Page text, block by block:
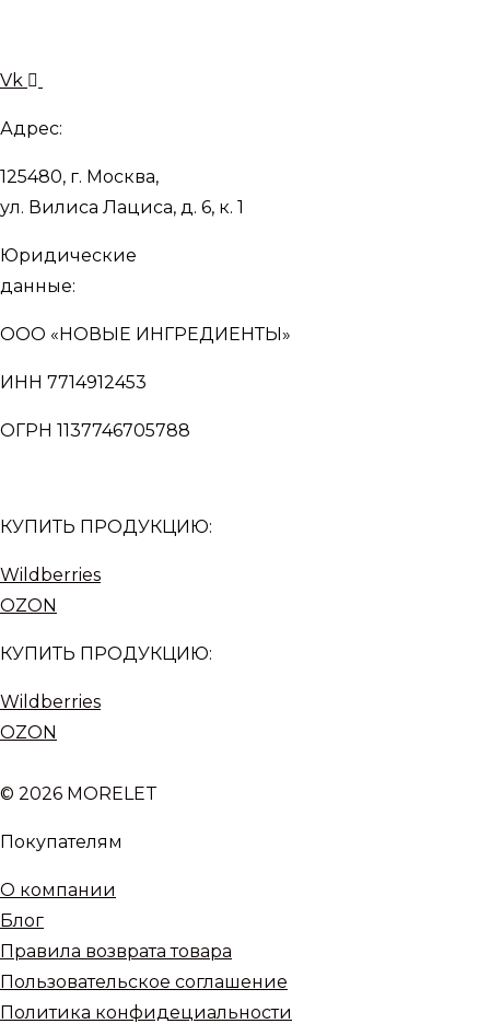
Vk
Адрес:
125480, г. Москва,
ул. Вилиса Лациса, д. 6, к. 1
Юридические
данные:
ООО «НОВЫЕ ИНГРЕДИЕНТЫ»
ИНН 7714912453
ОГРН 1137746705788
КУПИТЬ ПРОДУКЦИЮ:
Wildberries
OZON
КУПИТЬ ПРОДУКЦИЮ:
Wildberries
OZON
© 2026 MORELET
Покупателям
О компании
Блог
Правила возврата товара
Пользовательское соглашение
Политика конфидециальности